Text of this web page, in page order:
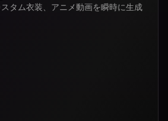
タム衣装、アニメ動画を瞬時に生成